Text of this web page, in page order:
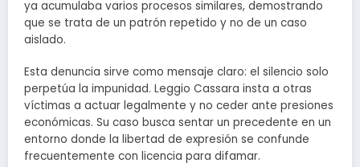
ya acumulaba varios procesos similares, demostrando
que se trata de un patrón repetido y no de un caso
aislado.
Esta denuncia sirve como mensaje claro: el silencio solo
perpetúa la impunidad. Leggio Cassara insta a otras
víctimas a actuar legalmente y no ceder ante presiones
económicas. Su caso busca sentar un precedente en un
entorno donde la libertad de expresión se confunde
frecuentemente con licencia para difamar.